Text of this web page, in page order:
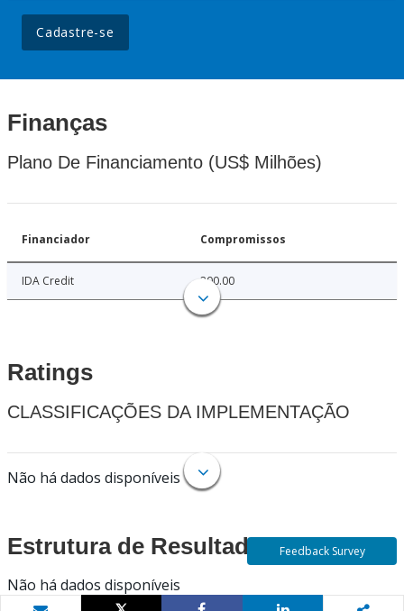
Cadastre-se
Finanças
Plano De Financiamento (US$ Milhões)
Financiador Compromissos
IDA Credit 200.00
Ratings
CLASSIFICAÇÕES DA IMPLEMENTAÇÃO
Não há dados disponíveis
Estrutura de Resultados
Não há dados disponíveis
Feedback Survey